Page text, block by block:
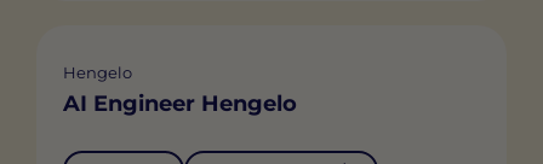
Hengelo
AI Engineer Hengelo